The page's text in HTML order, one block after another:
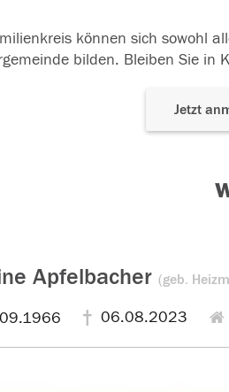
können sich sowohl
bilden. Bleiben Sie
Jetzt
Apfelbacher (geb.
06.08.2023